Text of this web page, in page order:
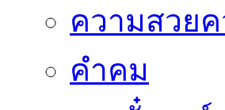
ความสวย
คำคม